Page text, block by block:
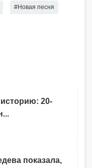
#Новая песня
20-
показала,